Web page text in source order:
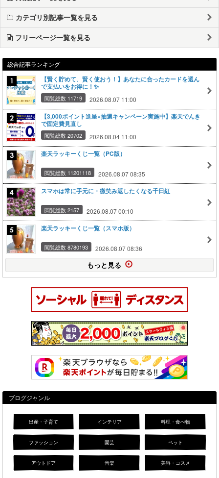
カテゴリ別記事一覧を見る
フリーページ一覧を見る
総合記事ランキング
【賢く貯めて、賢く使おう！】あなたに合ったカードを選ん
で支払いをお得に！✨
閲覧総数 11719 2026.08.07 11:00
【3,000ポイント進呈×抽選キャンペーン実施中】楽天でんき
で固定費見直し
閲覧総数 20702 2026.08.04 11:00
楽天ラッキーくじ一覧（PC版）
閲覧総数 11201118 2026.08.07 08:35
スマホは常に手元に・微笑み返したくなる千日紅
閲覧総数 2157 2026.08.07 00:10
楽天ラッキーくじ一覧（スマホ版）
閲覧総数 8780193 2026.08.07 08:36
もっと見る
ブログジャンル
出産・子育て インテリア 料理・食べ物
ファッション 園芸 ペット
アウトドア 音楽 美容・コスメ